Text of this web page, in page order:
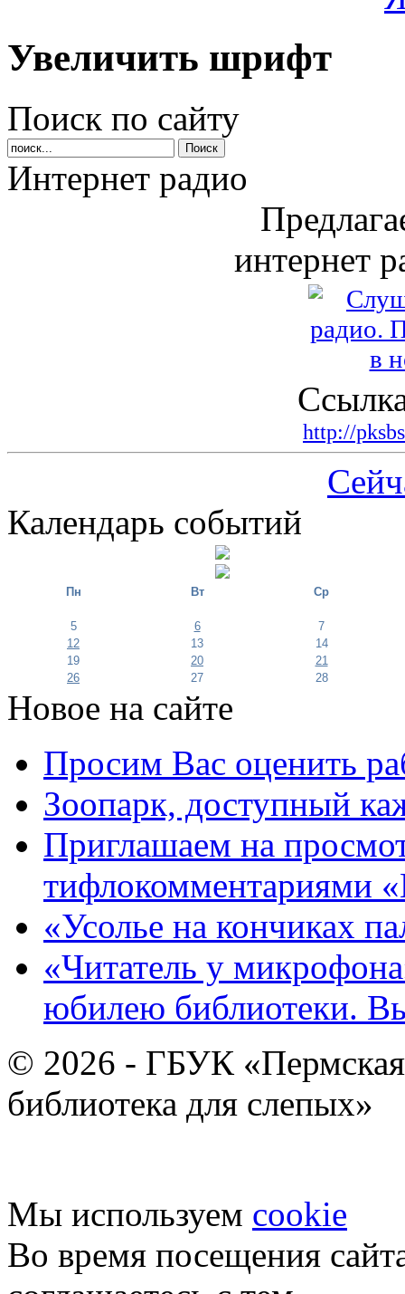
Увеличить шрифт
Поиск по сайту
Интернет радио
интернет
http://
Календарь событий
Пн Вт Ср
5 6
7
12
13
14
19
20
21
26
27 28
Новое на сайте
Просим Вас оценить
Зоопарк, доступный
Приглашаем на
тифлокомментариями
«Усолье на кончиках
«Читатель у
юбилею библиотеки.
© 2026 - ГБУК «Пермская
библиотека для слепых»
Мы используем cookie
Во время посещения